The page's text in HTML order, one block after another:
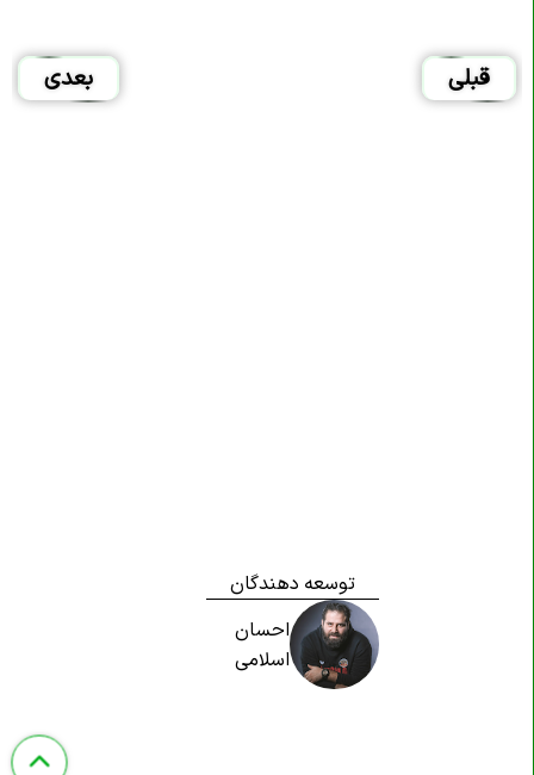
قبلی بعدی
توسعه دهندگان
احسان
اسلامی